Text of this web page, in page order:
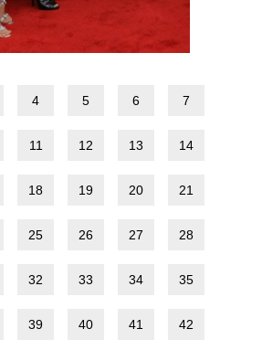
4 5 6 7
11 12 13 14
18 19 20 21
25 26 27 28
32 33 34 35
39 40 41 42